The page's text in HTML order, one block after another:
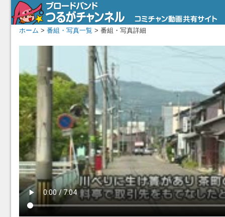
ホーム > 番組・写真一覧 > 番組・写真詳細